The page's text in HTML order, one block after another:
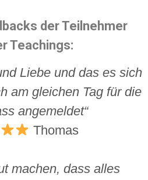
der Teilnehmer
Teachings:
Liebe und das es sich
am gleichen Tag für die
angemeldet“
Thomas
machen, dass alles